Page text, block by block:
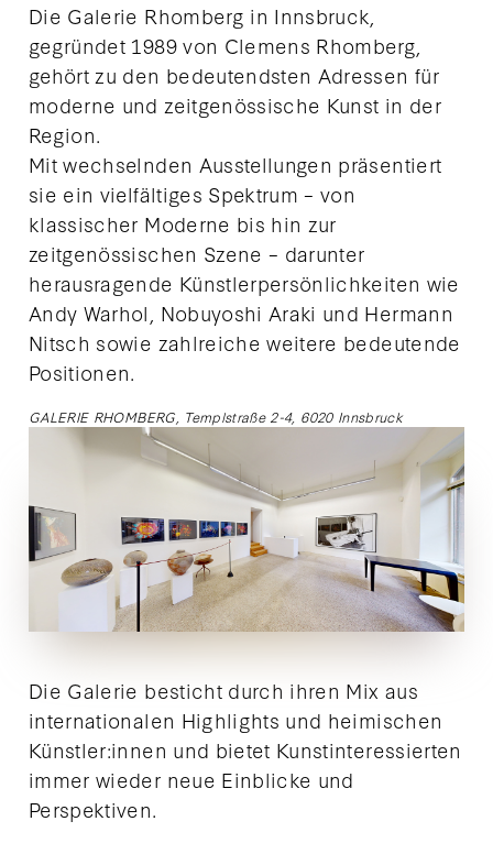
Die Galerie Rhomberg in Innsbruck,
gegründet 1989 von Clemens Rhomberg,
gehört zu den bedeutendsten Adressen für
moderne und zeitgenössische Kunst in der
Region.
Mit wechselnden Ausstellungen präsentiert
sie ein vielfältiges Spektrum – von
klassischer Moderne bis hin zur
zeitgenössischen Szene – darunter
herausragende Künstlerpersönlichkeiten wie
Andy Warhol, Nobuyoshi Araki und Hermann
Nitsch sowie zahlreiche weitere bedeutende
Positionen.
GALERIE RHOMBERG, Templstraße 2-4, 6020 Innsbruck
Die Galerie besticht durch ihren Mix aus
internationalen Highlights und heimischen
Künstler:innen und bietet Kunstinteressierten
immer wieder neue Einblicke und
Perspektiven.